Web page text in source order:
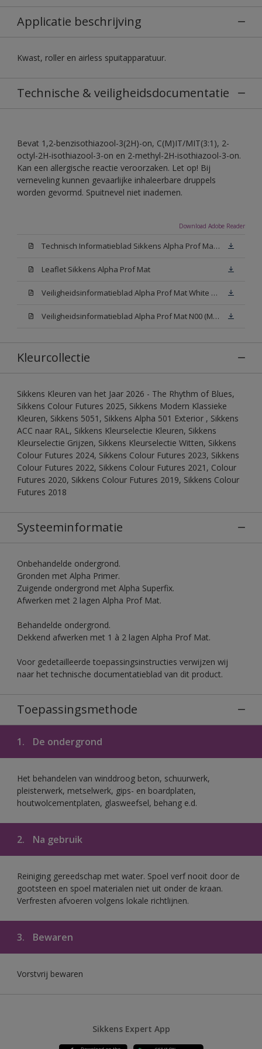
Applicatie beschrijving
Kwast, roller en airless spuitapparatuur.
Technische & veiligheidsdocumentatie
Bevat 1,2-benzisothiazool-3(2H)-on, C(M)IT/MIT(3:1), 2-
octyl-2H-isothiazool-3-on en 2-methyl-2H-isothiazool-3-on.
Kan een allergische reactie veroorzaken. Let op! Bij
verneveling kunnen gevaarlijke inhaleerbare druppels
worden gevormd. Spuitnevel niet inademen.
Download Adobe Reader
Technisch Informatieblad Sikkens Alpha Prof Mat(PDF)
Leaflet Sikkens Alpha Prof Mat
Veiligheidsinformatieblad Alpha Prof Mat White W05 (MSDS)
Veiligheidsinformatieblad Alpha Prof Mat N00 (MSDS)
Kleurcollectie
Sikkens Kleuren van het Jaar 2026 - The Rhythm of Blues,
Sikkens Colour Futures 2025, Sikkens Modern Klassieke
Kleuren, Sikkens 5051, Sikkens Alpha 501 Exterior , Sikkens
ACC naar RAL, Sikkens Kleurselectie Kleuren, Sikkens
Kleurselectie Grijzen, Sikkens Kleurselectie Witten, Sikkens
Colour Futures 2024, Sikkens Colour Futures 2023, Sikkens
Colour Futures 2022, Sikkens Colour Futures 2021, Colour
Futures 2020, Sikkens Colour Futures 2019, Sikkens Colour
Futures 2018
Systeeminformatie
Onbehandelde ondergrond.
Gronden met Alpha Primer.
Zuigende ondergrond met Alpha Superfix.
Afwerken met 2 lagen Alpha Prof Mat.
Behandelde ondergrond.
Dekkend afwerken met 1 à 2 lagen Alpha Prof Mat.
Voor gedetailleerde toepassingsinstructies verwijzen wij
naar het technische documentatieblad van dit product.
Toepassingsmethode
1. De ondergrond
Het behandelen van winddroog beton, schuurwerk,
pleisterwerk, metselwerk, gips- en boardplaten,
houtwolcementplaten, glasweefsel, behang e.d.
2. Na gebruik
Reiniging gereedschap met water. Spoel verf nooit door de
gootsteen en spoel materialen niet uit onder de kraan.
Verfresten afvoeren volgens lokale richtlijnen.
3. Bewaren
Vorstvrij bewaren
Sikkens Expert App